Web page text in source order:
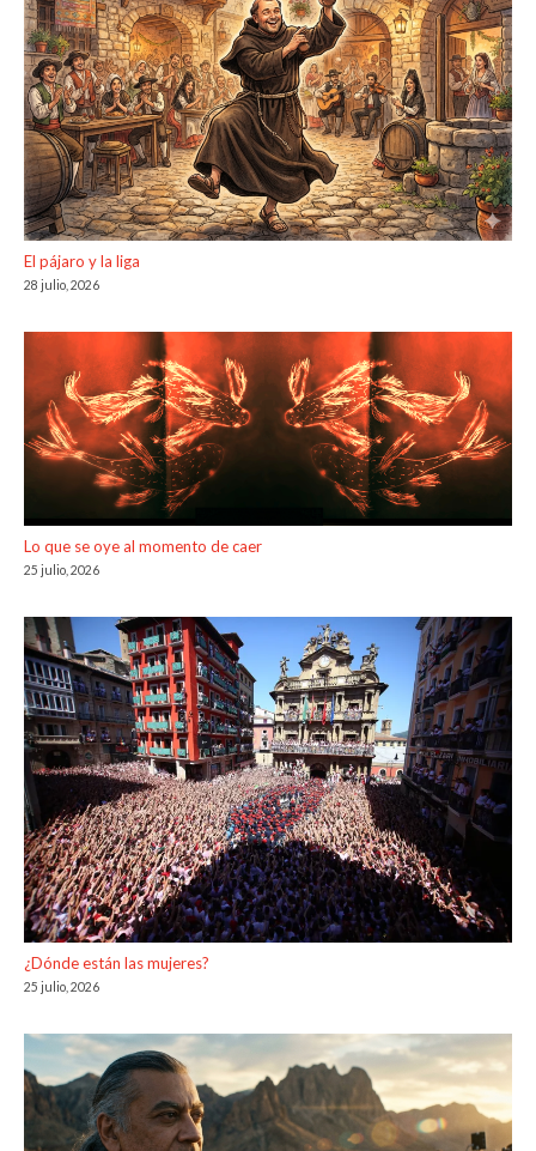
El pájaro y la liga
28 julio, 2026
Lo que se oye al momento de caer
25 julio, 2026
¿Dónde están las mujeres?
25 julio, 2026